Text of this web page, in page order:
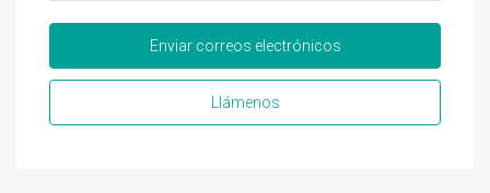
Enviar correos electrónicos
Llámenos